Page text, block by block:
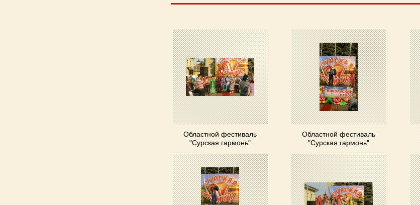
Областной фестиваль
"Сурская гармонь"
Областной фестиваль
"Сурская гармонь"